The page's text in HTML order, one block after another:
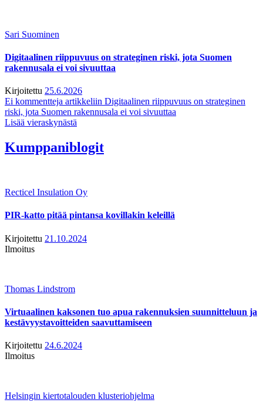
Sari Suominen
Digitaalinen riippuvuus on strateginen riski, jota Suomen
rakennusala ei voi sivuuttaa
Kirjoitettu 25.6.2026
Ei kommentteja artikkeliin Digitaalinen riippuvuus on strateginen
riski, jota Suomen rakennusala ei voi sivuuttaa
Lisää vieraskynästä
Kumppaniblogit
Recticel Insulation Oy
PIR-katto pitää pintansa kovillakin keleillä
Kirjoitettu 21.10.2024
Ilmoitus
Thomas Lindstrom
Virtuaalinen kaksonen tuo apua rakennuksien suunnitteluun ja
kestävyystavoitteiden saavuttamiseen
Kirjoitettu 24.6.2024
Ilmoitus
Helsingin kiertotalouden klusteriohjelma